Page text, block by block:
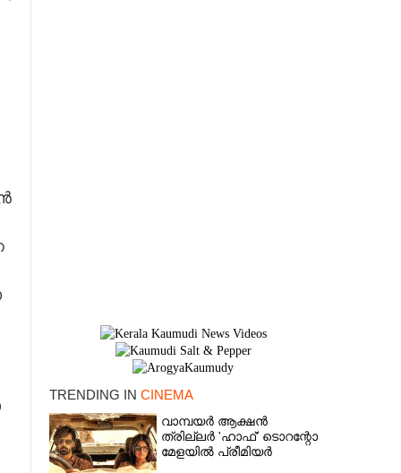
TRENDING IN CINEMA
വാമ്പയർ ആക്ഷൻ
ത്രില്ലർ 'ഹാഫ്' ടൊറന്റോ
മേളയിൽ പ്രീമിയർ